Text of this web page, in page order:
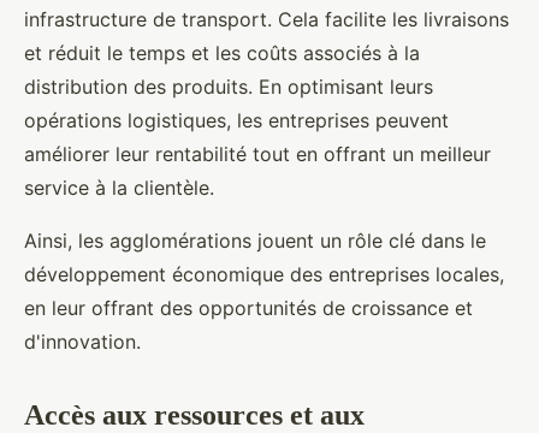
infrastructure de transport. Cela facilite les livraisons
et réduit le temps et les coûts associés à la
distribution des produits. En optimisant leurs
opérations logistiques, les entreprises peuvent
améliorer leur rentabilité tout en offrant un meilleur
service à la clientèle.
Ainsi, les agglomérations jouent un rôle clé dans le
développement économique des entreprises locales,
en leur offrant des opportunités de croissance et
d'innovation.
Accès aux ressources et aux